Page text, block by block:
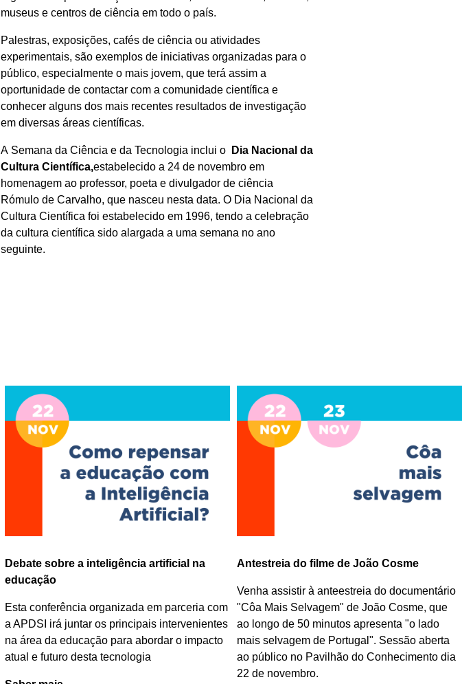
museus e centros de ciência em todo o país.
Palestras, exposições, cafés de ciência ou atividades
experimentais, são exemplos de iniciativas organizadas para o
público, especialmente o mais jovem, que terá assim a
oportunidade de contactar com a comunidade científica e
conhecer alguns dos mais recentes resultados de investigação
em diversas áreas científicas.
A Semana da Ciência e da Tecnologia inclui o
Dia Nacional da
Cultura Científica,estabelecido a 24 de novembro em
homenagem ao professor, poeta e divulgador de ciência
Rómulo de Carvalho, que nasceu nesta data. O Dia Nacional da
Cultura Científica foi estabelecido em 1996, tendo a celebração
da cultura científica sido alargada a uma semana no ano
seguinte.
Antestreia do filme de João Cosme
"Côa Mais Selvagem"de João Cosme, que
ao longo de 50 minutos apresenta "o lado
mais selvagem de Portugal". Sessão aberta
ao público no Pavilhão do Conhecimento dia
Gravação ao vivo do episódio 500
Foi em 2017 que foi lançado o primeiro
episódio do podcast "Um minuto de ciência
por dia, nem sabes o bem que te fazia". No
dia 23 de novembro, no Pavilhão do
Conhecimento, poderão participar na
gravação ao vivo do episódio número 500